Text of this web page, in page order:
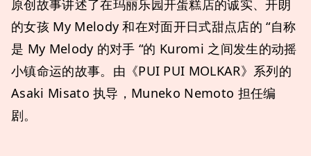
原创故事讲述了在玛丽乐园开蛋糕店的诚实、开朗
的女孩 My Melody 和在对面开日式甜点店的 “自称
是 My Melody 的对手 “的 Kuromi 之间发生的动摇
小镇命运的故事。由《PUI PUI MOLKAR》系列的
Asaki Misato 执导，Muneko Nemoto 担任编
剧。